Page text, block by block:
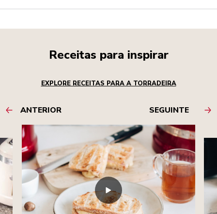
Receitas para inspirar
EXPLORE RECEITAS PARA A TORRADEIRA
ANTERIOR SEGUINTE